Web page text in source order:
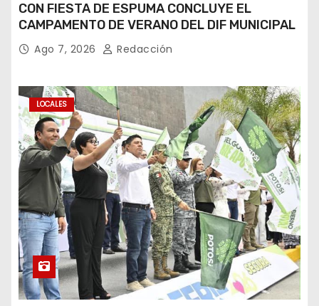
CON FIESTA DE ESPUMA CONCLUYE EL
CAMPAMENTO DE VERANO DEL DIF MUNICIPAL
Ago 7, 2026 Redacción
LOCALES